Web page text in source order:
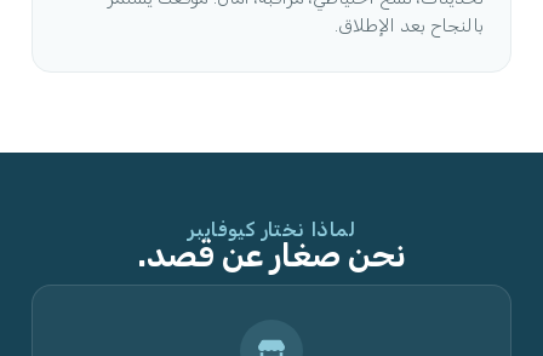
بالنجاح بعد الإطلاق.
لماذا نختار كيوفايبر
نحن صغار عن قصد.